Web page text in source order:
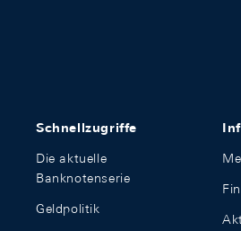
Schnellzugriffe
Die aktuelle
Banknotenserie
Geldpolitik